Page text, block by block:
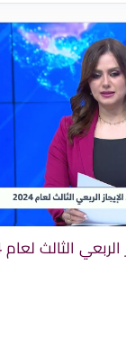
الثالث لعام 2024